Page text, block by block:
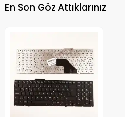
En Son Göz Attıklarınız